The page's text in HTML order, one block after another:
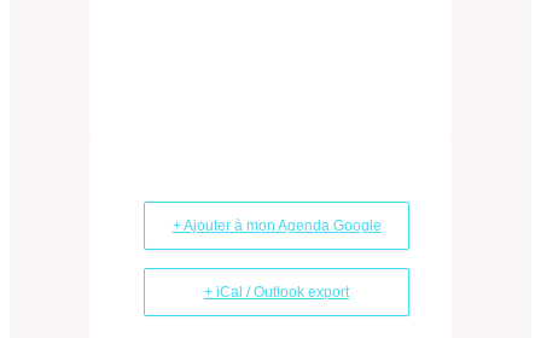
+ Ajouter à mon Agenda Google
+ iCal / Outlook export